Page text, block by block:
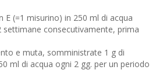
(=1 misurino) in 250 ml di acqua
consecutivamente, prima
e muta, somministrate 1 g di
ml di acqua ogni 2 gg. per un periodo